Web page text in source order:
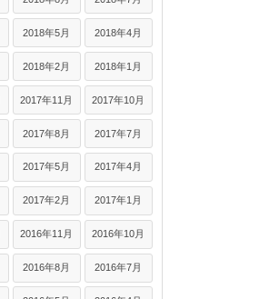
2018年5月 2018年4月
2018年2月 2018年1月
2017年11月 2017年10月
2017年8月 2017年7月
2017年5月 2017年4月
2017年2月 2017年1月
2016年11月 2016年10月
2016年8月 2016年7月